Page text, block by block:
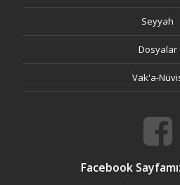
Seyyah
Dosyalar
Vak'a-
Facebook